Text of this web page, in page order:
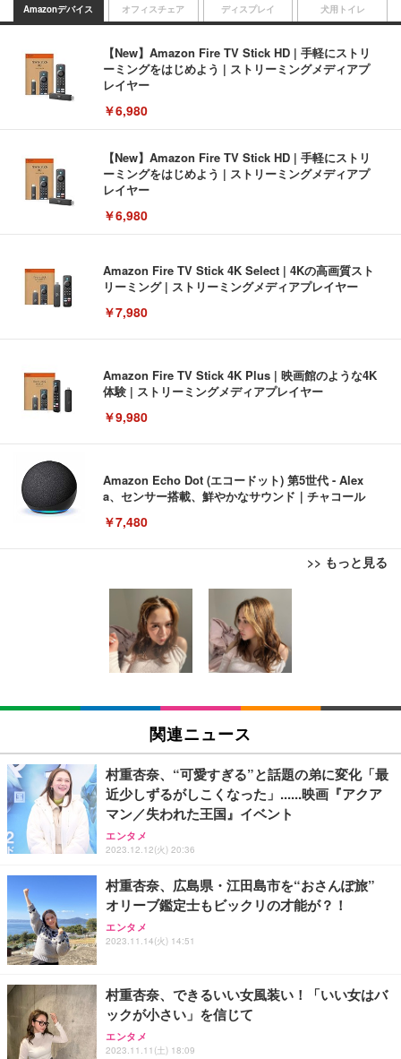
Amazonデバイス
【New】Amazon Fire TV Stick HD | 手軽にストリ
ーミングをはじめよう | ストリーミングメディアプ
レイヤー
￥6,980
【New】Amazon Fire TV Stick HD | 手軽にストリ
ーミングをはじめよう | ストリーミングメディアプ
レイヤー
￥6,980
Amazon Fire TV Stick 4K Select | 4Kの高画質スト
リーミング | ストリーミングメディアプレイヤー
￥7,980
Amazon Fire TV Stick 4K Plus | 映画館のような4K
体験 | ストリーミングメディアプレイヤー
￥9,980
Amazon Echo Dot (エコードット) 第5世代 - Alex
a、センサー搭載、鮮やかなサウンド｜チャコール
￥7,480
>> もっと見る
オフィスチェア
[EdoErgo] オフィスチェア 椅子 テレワーク 疲れな
い 跳ね上げ式アームレスト コンパクト 約105度ロッ
キング pc 事務椅子 360度回転 座面昇降 強化ナイロ
ン樹脂ベース 通気性メッシュ 在宅ワーク H-WY01
(黒網+黒枠+黒足)
￥5,699
SIHOO B100 オフィスチェア／デスクチェア メッシ
ュチェア 人間工学 疲れない ブラック
￥27,999
Sezlife オフィスチェア デスクチェア 疲れない テレ
ワーク チェア 強化バックレスト 30度ロッキング機
能 人間工学 椅子 腰サポート 90度跳ね上げ式アーム
レスト 3Dヘッドレスト ハンガー付き 高反発クッシ
務用 おしゃれ パソコンチェア (ブラック)
Sezlife オフィスチェア デスクチェア 疲れない テレ
ワーク チェア 強化バックレスト 30度ロッキング機
能 人間工学 椅子 腰サポート 90度跳ね上げ式アーム
務用 おしゃれ パソコンチェア (ホワイト)
ANDWINT オフィスチェア デスクチェア 肘なし メ
ッシュ 通気性 ランバーサポート付き 腰サポート ガ
ス圧無段階昇降 360度回転 キャスター付き コンパク
ディスプレイ
EIZO ビジネス向けプレミアムモニター | FlexScan
EV3240X-WT | 31.5型4K UHD・USB Type-C・ホワ
イト
￥105,595
EIZO ビジネス向けプレミアムモニター | FlexScan
￥109,572
【純正品】27"ゲーミングモニター DualSense 充電
フック付き（CFI-ZDM1J）
￥49,979
【整備済み品】Dell E2724HS 27インチ 液晶モニタ
ー フルHD（1920×1080）VA 非光沢 HDMI/DisplayP
ort/VGA スピーカー内蔵 高さ調整 スイベル VESA対
【MiniLED/24.5inch/280Hz/FHD】GRAPHT THE S
HOOTER Gaming Monitor 24” Essential ゲーミン
グモニター QD 24.5インチ 1ms FHD 量子ドット 残
犬用トイレ
Amazonベーシック ペットシーツ 薄型 レギュラー 1
回使い捨て 無香料 ホワイト 300枚
￥3,373
Amazonベーシック ペットシーツ 厚型 ワイド 42枚
x2袋(84枚) ホワイト(吸収面:ライトブルー)
￥3,234
ネオ・ルーライフ ネオ・オムツ L 中型犬用 26枚入
り 単品
￥1,800
Smart Basic(スマートベーシック) 【Amazon.co.jp
限定】 Smart Basic アイリスオーヤマ ペットシーツ
超厚型 お徳用 ワイド 100枚入 (x 1) (ケース販売)
アイリスオーヤマ ペットシーツ 超厚型 お徳用 レギ
ュラー 200枚入【Amazon.co.jp限定】
関連ニュース
村重杏奈、“可愛すぎる”と話題の弟に変化「最
近少しずるがしこくなった」......映画『アクア
マン／失われた王国』イベント
エンタメ
2023.12.12(火) 20:36
村重杏奈、広島県・江田島市を“おさんぽ旅”
オリーブ鑑定士もビックリの才能が？！
エンタメ
2023.11.14(火) 14:51
村重杏奈、できるいい女風装い！「いい女はバ
ックが小さい」を信じて
エンタメ
2023.11.11(土) 18:09